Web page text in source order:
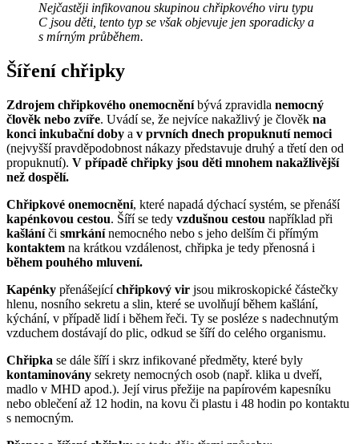
Nejčastěji infikovanou skupinou chřipkového viru typu
C jsou děti, tento typ se však objevuje jen sporadicky a
s mírným průběhem.
Šíření chřipky
Zdrojem chřipkového onemocněníbývá zpravidla nemocný
člověk nebo zvíře. Uvádí se, že nejvíce nakažlivý je člověk na
konci inkubační doby a v prvních dnech propuknutí nemoci
(nejvyšší pravděpodobnost nákazy představuje druhý a třetí den od
propuknutí). V případě chřipky jsou děti mnohem nakažlivější
než dospělí.
Chřipkové onemocnění, které napadá dýchací systém, se přenáší
kapénkovou cestou. Šíří se tedy vzdušnou cestou například při
kašláníči smrkánínemocného nebo s jeho delším či přímým
kontaktem na krátkou vzdálenost, chřipka je tedy přenosná i
během pouhého mluvení.
Kapénky přenášejícíchřipkový vir jsou mikroskopické částečky
hlenu, nosního sekretu a slin, které se uvolňují během kašlání,
kýchání, v případě lidí i během řeči. Ty se posléze s nadechnutým
vzduchem dostávají do plic, odkud se šíří do celého organismu.
Chřipka se dále šíří i skrz infikované předměty, které byly
kontaminovány sekrety nemocných osob (např. klika u dveří,
madlo v MHD apod.). Její virus přežije na papírovém kapesníku
nebo oblečení až 12 hodin, na kovu či plastu i 48 hodin po kontaktu
s nemocným.